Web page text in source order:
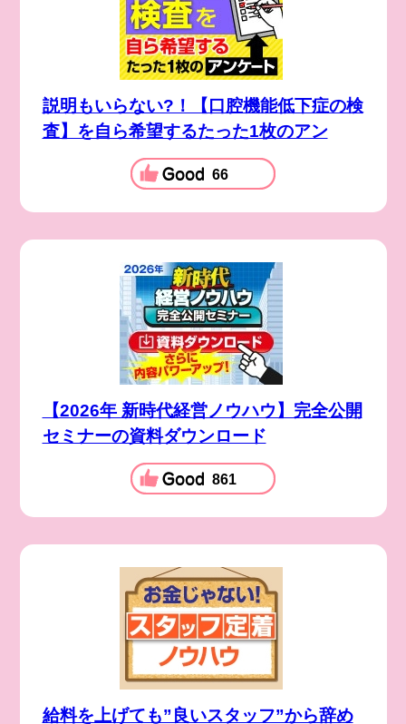
説明もいらない?！【口腔機能低下症の検
査】を自ら希望するたった1枚のアン
66
【2026年 新時代経営ノウハウ】完全公開
セミナーの資料ダウンロード
861
給料を上げても”良いスタッフ”から辞め